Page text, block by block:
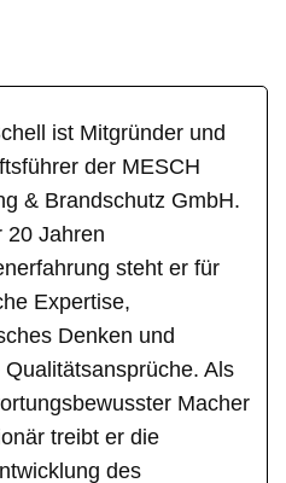
ist Mitgründer und
der MESCH
& Brandschutz GmbH.
20 Jahren
steht er für
Expertise,
Denken und
Qualitätsansprüche. Als
Macher
treibt er die
des